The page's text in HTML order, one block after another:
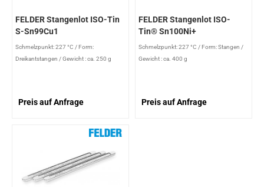
FELDER Stangenlot ISO-Tin
S-Sn99Cu1
Schmelzpunkt: 227 °C / Form:
Dreikantstangen /Gewicht : ca. 250 g
Preis auf Anfrage
FELDER Stangenlot ISO-
Tin® Sn100Ni+
Schmelzpunkt: 227 °C / Form: Stangen /
Gewicht : ca. 400 g
Preis auf Anfrage